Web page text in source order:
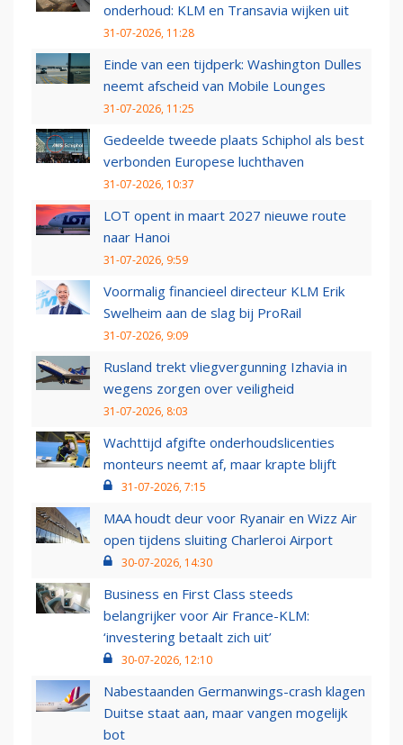
onderhoud: KLM en Transavia wijken uit
31-07-2026, 11:28
Einde van een tijdperk: Washington Dulles
neemt afscheid van Mobile Lounges
31-07-2026, 11:25
Gedeelde tweede plaats Schiphol als best
verbonden Europese luchthaven
31-07-2026, 10:37
LOT opent in maart 2027 nieuwe route
naar Hanoi
31-07-2026, 9:59
Voormalig financieel directeur KLM Erik
Swelheim aan de slag bij ProRail
31-07-2026, 9:09
Rusland trekt vliegvergunning Izhavia in
wegens zorgen over veiligheid
31-07-2026, 8:03
Wachttijd afgifte onderhoudslicenties
monteurs neemt af, maar krapte blijft
31-07-2026, 7:15
MAA houdt deur voor Ryanair en Wizz Air
open tijdens sluiting Charleroi Airport
30-07-2026, 14:30
Business en First Class steeds
belangrijker voor Air France-KLM:
‘investering betaalt zich uit’
30-07-2026, 12:10
Nabestaanden Germanwings-crash klagen
Duitse staat aan, maar vangen mogelijk
bot